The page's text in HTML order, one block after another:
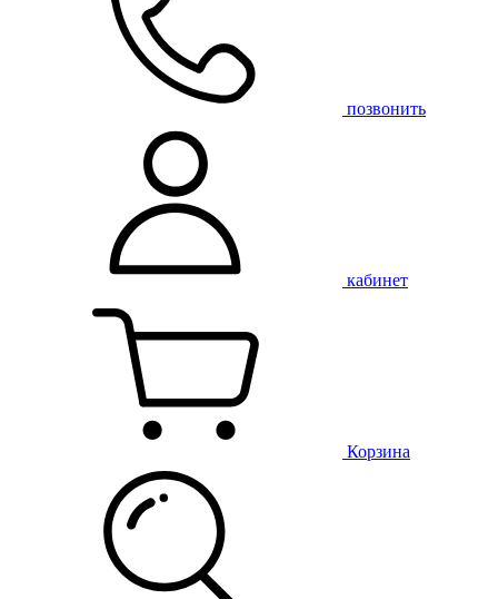
позвонить
кабинет
Корзина